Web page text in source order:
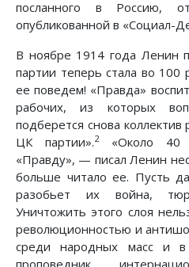
посланного в Россию,
опубликованной в «Социал-
В ноябре 1914 года Ленин
партии теперь стала во
ее поведем! «Правда»
рабочих, из которых
подберется снова
ЦК партии».2«Около 40
«Правду», — писал Ленин
больше читало ее. Пусть
разобьет их война,
Уничтожить этого слоя
революционностью и
среди народных масс и
проповедник